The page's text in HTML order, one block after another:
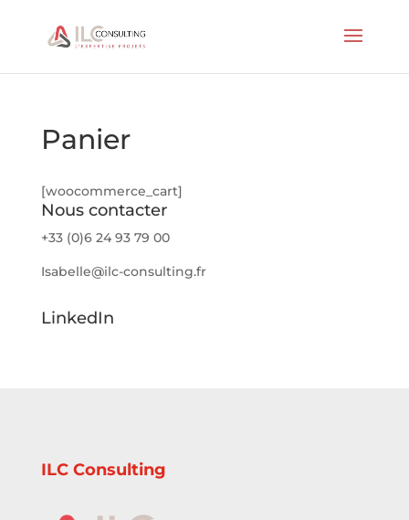
Panier
[woocommerce_cart]
Nous contacter
+33 (0)6 24 93 79 00
Isabelle@ilc-consulting.fr
LinkedIn
ILC Consulting